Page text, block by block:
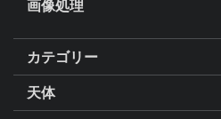
画像処理
カテゴリー
天体